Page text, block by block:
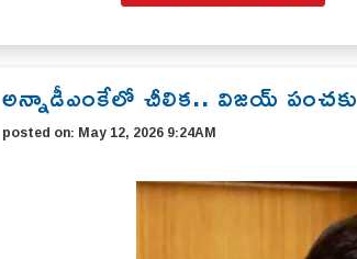
అన్నాడీఎంకేలో చీలిక.. విజయ్ పంచకు
posted on: May 12, 2026 9:24AM